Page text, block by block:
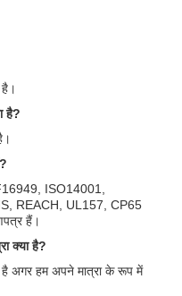
है।
है?
ISO14001,
REACH, UL157, CP65
हैं।
क्या है?
है अगर हम अपने मात्रा के रूप में